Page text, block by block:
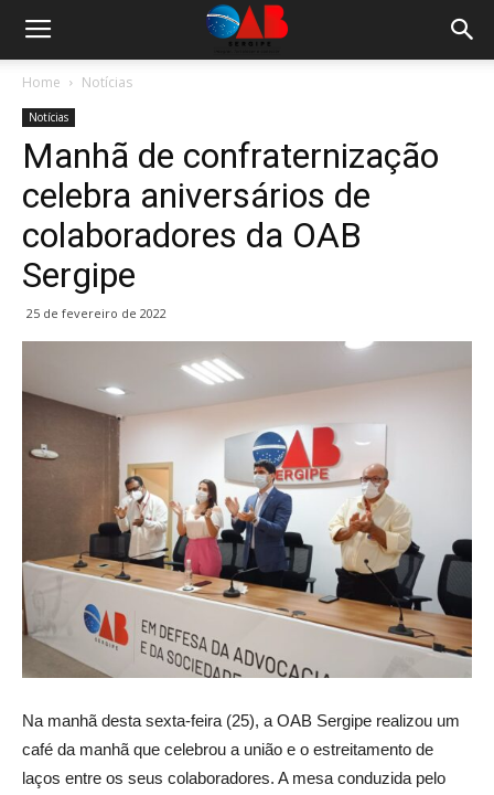
Home Notícias
Notícias
Manhã de confraternização
celebra aniversários de
colaboradores da OAB
Sergipe
25 de fevereiro de 2022
Na manhã desta sexta-feira (25), a OAB Sergipe realizou um
café da manhã que celebrou a união e o estreitamento de
laços entre os seus colaboradores. A mesa conduzida pelo